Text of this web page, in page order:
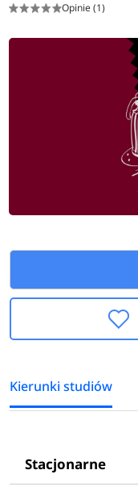
Opinie (1)
Kierunki studiów
Stacjonarne